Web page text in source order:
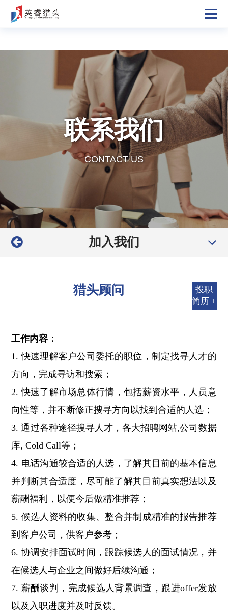
联系我们
CONTACT US
加入我们
猎头顾问
投职
简历 +
工作内容：
1. 快速理解客户公司委托的职位，制定找寻人才的
方向，完成寻访和搜索；
2. 快速了解市场总体行情，包括薪资水平，人员意
向性等，并不断修正搜寻方向以找到合适的人选；
3. 通过各种途径搜寻人才，各大招聘网站,公司数据
库, Cold Call等；
4. 电话沟通较合适的人选，了解其目前的基本信息
并判断其合适度，尽可能了解其目前真实想法以及
薪酬福利，以便今后做精准推荐；
5. 候选人资料的收集、整合并制成精准的报告推荐
到客户公司，供客户参考；
6. 协调安排面试时间，跟踪候选人的面试情况，并
在候选人与企业之间做好后续沟通；
7. 薪酬谈判，完成候选人背景调查，跟进offer发放
以及入职进度并及时反馈。